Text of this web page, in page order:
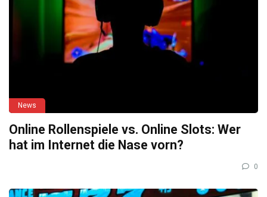
News
Online Rollenspiele vs. Online Slots: Wer
hat im Internet die Nase vorn?
0